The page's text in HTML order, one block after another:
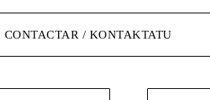
CONTACTAR / KONTAKTATU